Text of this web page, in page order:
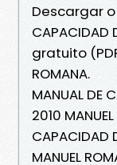
Descargar o
CAPACIDAD
gratuito
ROMANA.
MANUAL DE
2010
CAPACIDAD
MANUEL